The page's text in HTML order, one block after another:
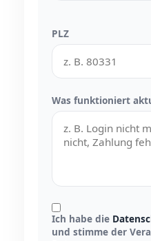
PLZ
Was funktioniert
Ich habe die
und stimme der